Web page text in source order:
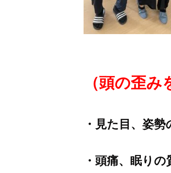
（頭の歪み
・見た目、 姿勢
・頭痛、眠りの